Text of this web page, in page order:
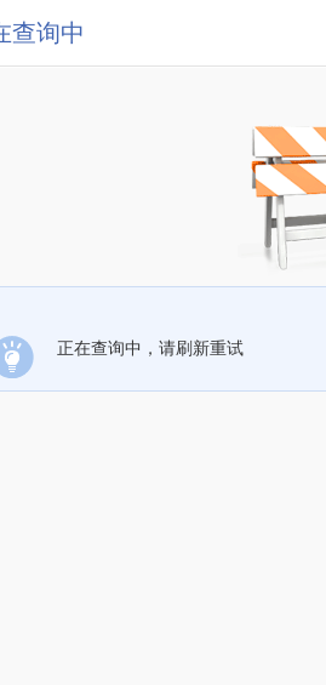
查询中
正在查询中，请刷新重试